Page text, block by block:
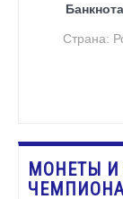
Страна:
МОНЕТЫ